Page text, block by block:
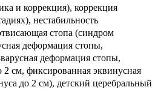
и коррекция), коррекция
нестабильность
стопа (синдром
деформация стопы,
деформация стопы,
2 см, фиксированная эквинусная
до 2 см), детский церебральный